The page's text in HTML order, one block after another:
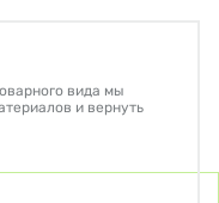
вида мы
и вернуть